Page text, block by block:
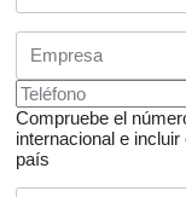
Compruebe el
internacional e
país